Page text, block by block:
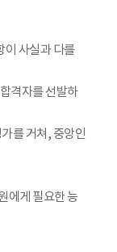
이 사실과 다를
격자를 선발하
를 거쳐, 중앙인
에게 필요한 능